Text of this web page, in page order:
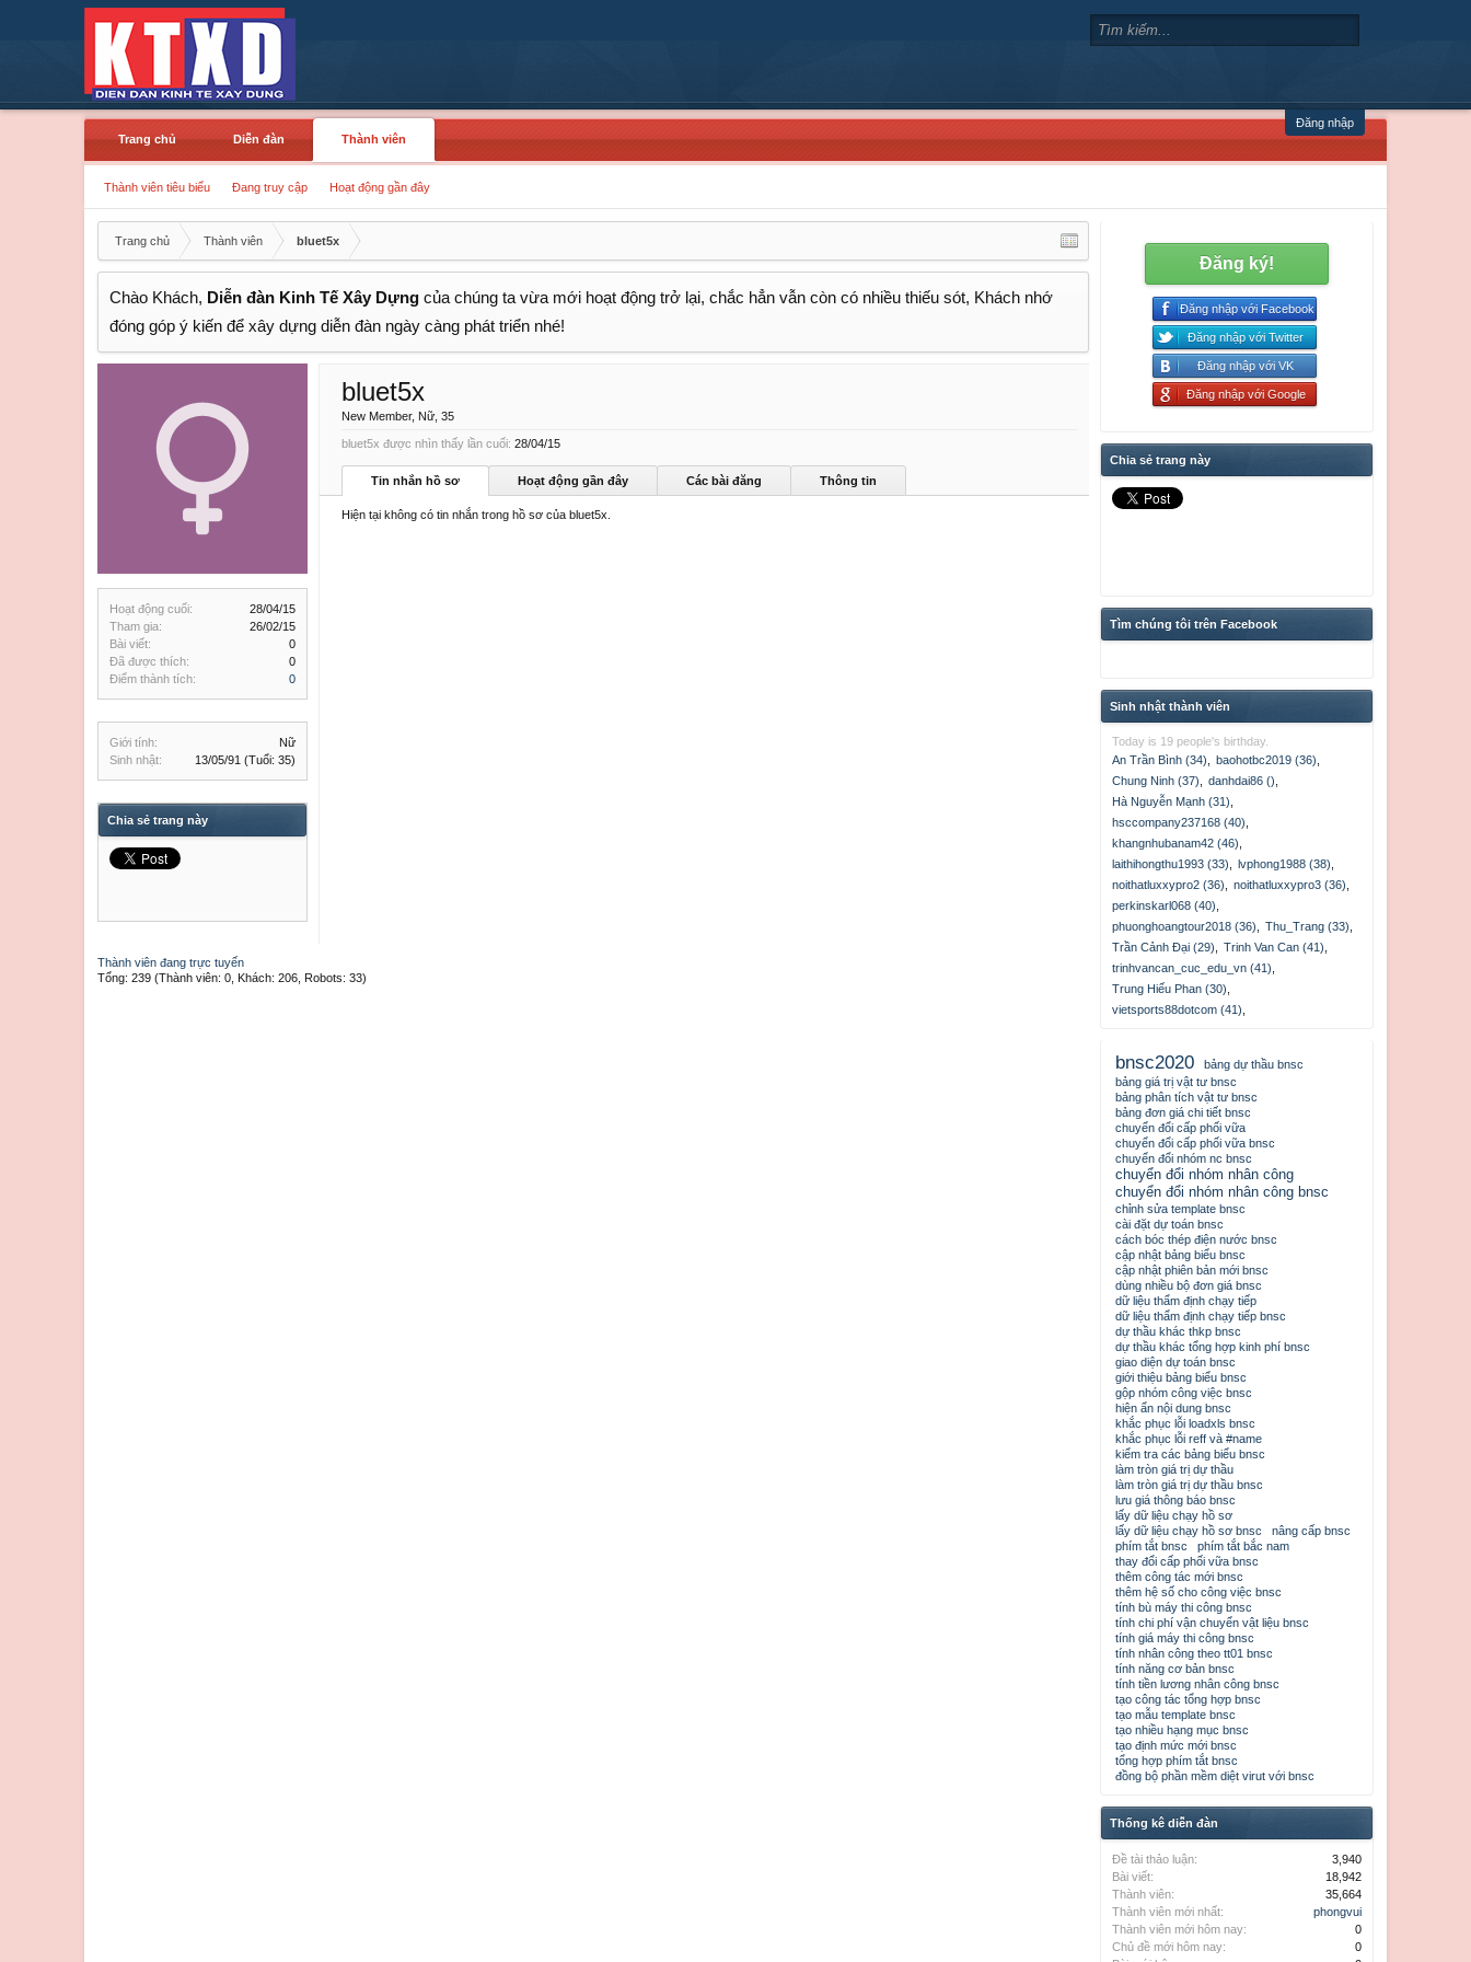
Đăng nhập
Trang chủ
Diễn đàn Thành viên
Thành viên tiêu biểu Đang truy cập Hoạt động gần đây
Trang chủ Thành viên bluet5x
Chào Khách, Diễn đàn Kinh Tế Xây Dựng của chúng ta vừa mới hoạt động trở lại, chắc hẳn vẫn còn có nhiều thiếu sót, Khách nhớ
đóng góp ý kiến để xây dựng diễn đàn ngày càng phát triển nhé!
Hoạt động cuối:
28/04/15
Tham gia:
26/02/15
Bài viết:
0
Đã được thích:
0
Điểm thành tích:
0
Giới tính:
Nữ
Sinh nhật:
13/05/91 (Tuổi: 35)
Chia sẻ trang này
bluet5x
New Member, Nữ, 35
bluet5x được nhìn thấy lần cuối: 28/04/15
Tin nhắn hồ sơ Hoạt động gần đây Các bài đăng Thông tin
Hiện tại không có tin nhắn trong hồ sơ của bluet5x.
Thành viên đang trực tuyến
Tổng: 239 (Thành viên: 0, Khách: 206, Robots: 33)
Đăng ký!
Đăng nhập với Facebook
Đăng nhập với Twitter
Đăng nhập với VK
Đăng nhập với Google
Chia sẻ trang này
Tìm chúng tôi trên Facebook
Sinh nhật thành viên
Today is 19 people's birthday.
An Trần Bình (34)
baohotbc2019 (36)
Chung Ninh (37)
danhdai86 ()
Hà Nguyễn Mạnh (31)
hsccompany237168 (40)
khangnhubanam42 (46)
laithihongthu1993 (33)
lvphong1988 (38)
noithatluxxypro2 (36)
noithatluxxypro3 (36)
perkinskarl068 (40)
phuonghoangtour2018 (36)
Thu_Trang (33)
Trần Cảnh Đại (29)
Trinh Van Can (41)
trinhvancan_cuc_edu_vn (41)
Trung Hiếu Phan (30)
vietsports88dotcom (41)
bnsc2020
bảng dự thầu bnsc
bảng giá trị vật tư bnsc
bảng phân tích vật tư bnsc
bảng đơn giá chi tiết bnsc
chuyển đổi cấp phối vữa
chuyển đổi cấp phối vữa bnsc
chuyển đổi nhóm nc bnsc
chuyển đổi nhóm nhân công
chuyển đổi nhóm nhân công bnsc
chỉnh sửa template bnsc
cài đặt dự toán bnsc
cách bóc thép điện nước bnsc
cập nhật bảng biểu bnsc
cập nhật phiên bản mới bnsc
dùng nhiều bộ đơn giá bnsc
dữ liệu thẩm định chạy tiếp
dữ liệu thẩm định chạy tiếp bnsc
dự thầu khác thkp bnsc
dự thầu khác tổng hợp kinh phí bnsc
giao diện dự toán bnsc
giới thiệu bảng biểu bnsc
gộp nhóm công việc bnsc
hiện ẩn nội dung bnsc
khắc phục lỗi loadxls bnsc
khắc phục lỗi reff và #name
kiểm tra các bảng biểu bnsc
làm tròn giá trị dự thầu
làm tròn giá trị dự thầu bnsc
lưu giá thông báo bnsc
lấy dữ liệu chạy hồ sơ
lấy dữ liệu chạy hồ sơ bnsc
nâng cấp bnsc
phím tắt bnsc
phím tắt bắc nam
thay đổi cấp phối vữa bnsc
thêm công tác mới bnsc
thêm hệ số cho công việc bnsc
tính bù máy thi công bnsc
tính chi phí vận chuyển vật liệu bnsc
tính giá máy thi công bnsc
tính nhân công theo tt01 bnsc
tính năng cơ bản bnsc
tính tiền lương nhân công bnsc
tạo công tác tổng hợp bnsc
tạo mẫu template bnsc
tạo nhiều hạng mục bnsc
tạo định mức mới bnsc
tổng hợp phím tắt bnsc
đồng bộ phần mềm diệt virut với bnsc
Thống kê diễn đàn
Đề tài thảo luận:
3,940
Bài viết:
18,942
Thành viên:
35,664
Thành viên mới nhất:
phongvui
Thành viên mới hôm nay:
0
Chủ đề mới hôm nay:
0